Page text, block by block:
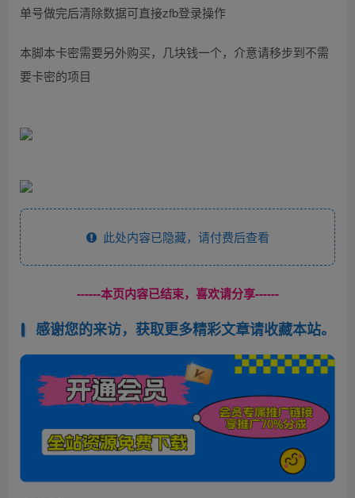
单号做完后清除数据可直接zfb登录操作
本脚本卡密需要另外购买，几块钱一个，介意请移步到不需
要卡密的项目
此处内容已隐藏，请付费后查看
------本页内容已结束，喜欢请分享------
感谢您的来访，获取更多精彩文章请收藏本站。